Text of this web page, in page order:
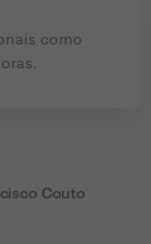
como
Couto